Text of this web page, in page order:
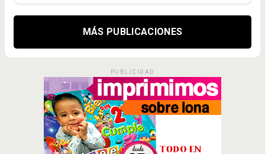
MÁS PUBLICACIONES
PUBLICIDAD